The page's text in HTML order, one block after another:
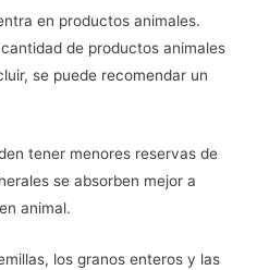
en productos animales.
de productos animales
se puede recomendar un
tener menores reservas de
se absorben mejor a
animal.
los granos enteros y las